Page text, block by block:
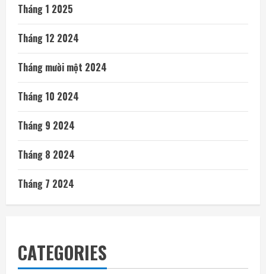
Tháng 1 2025
Tháng 12 2024
Tháng mười một 2024
Tháng 10 2024
Tháng 9 2024
Tháng 8 2024
Tháng 7 2024
CATEGORIES